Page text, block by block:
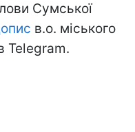
Сумської
в.о. міського
Telegram.